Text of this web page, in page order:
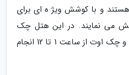
و با کوشش ویژ ه ای برای
می نمایند. در این هتل چک
این از ساعت 15 تا 23.30 و چک اوت از ساعت 1 تا 12 انجام